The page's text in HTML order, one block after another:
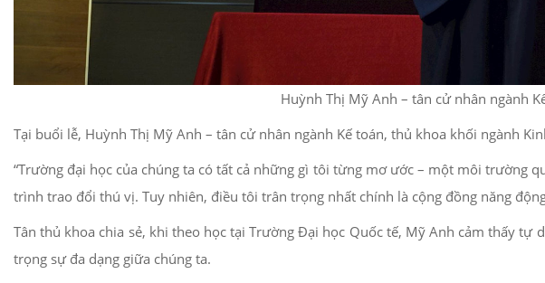
Huỳnh Thị Mỹ Anh – tân cử nhân ngành
Tại buổi lễ, Huỳnh Thị Mỹ Anh – tân cử nhân ngành Kế toán, thủ khoa khối ngành
“Trường đại học của chúng ta có tất cả những gì tôi từng mơ ước – một môi trường
trình trao đổi thú vị. Tuy nhiên, điều tôi trân trọng nhất chính là cộng đồng năng
Tân thủ khoa chia sẻ, khi theo học tại Trường Đại học Quốc tế, Mỹ Anh cảm thấy
trọng sự đa dạng giữa chúng ta.